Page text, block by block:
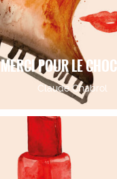
MERCI POUR LE
Claude Chabrol